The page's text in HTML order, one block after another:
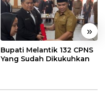
»
Bupati Melantik 132 CPNS
Yang Sudah Dikukuhkan